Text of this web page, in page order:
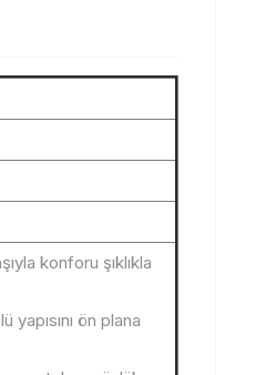
konforu şıklıkla
ön plana